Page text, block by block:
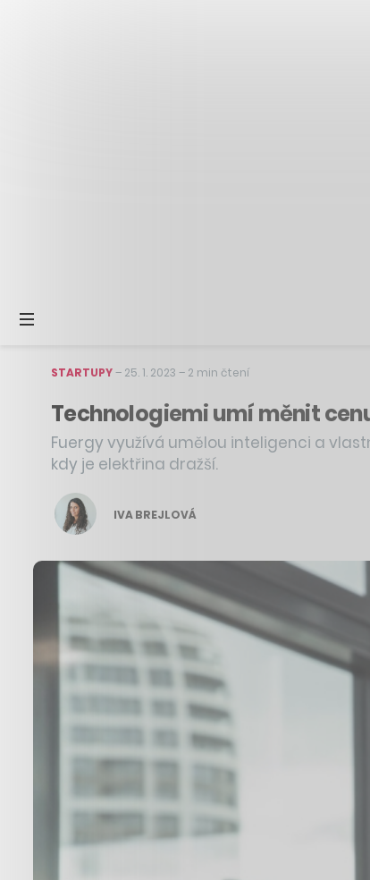
STARTUPY– 25. 1. 2023 – 2 min čtení
Technologiemi umí měnit
Fuergy využívá umělou inteligenci a
kdy je elektřina dražší.
IVA BREJLOVÁ